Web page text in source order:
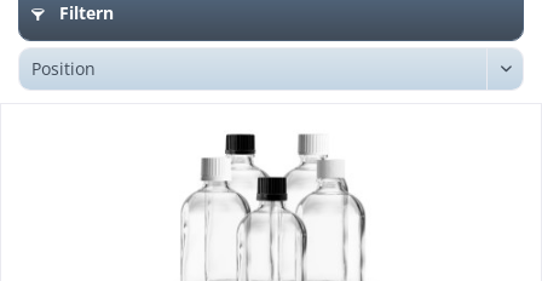
Filtern